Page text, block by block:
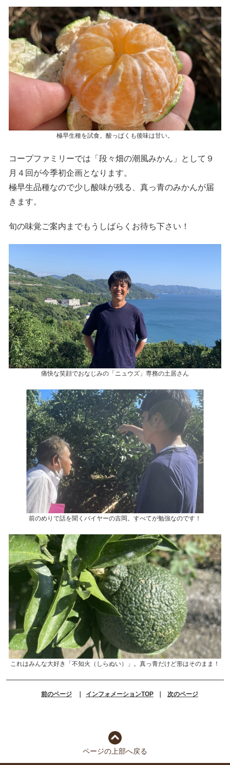
極早生種を試食。酸っぱくも後味は甘い。
コープファミリーでは「段々畑の潮風みかん」として９
月４回が今季初企画となります。
極早生品種なので少し酸味が残る、真っ青のみかんが届
きます。
旬の味覚ご案内までもうしばらくお待ち下さい！
痛快な笑顔でおなじみの「ニュウズ」専務の土居さん
前のめりで話を聞くバイヤーの吉岡。すべてが勉強なのです！
これはみんな大好き「不知火（しらぬい）」。真っ青だけど形はそのまま！
前のページ ｜ インフォメーションTOP ｜ 次のページ
ページの上部へ戻る